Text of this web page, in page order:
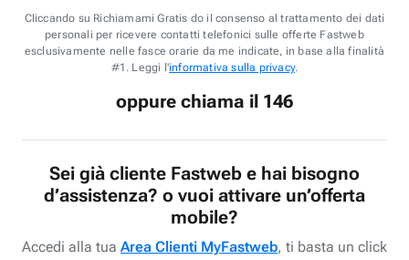
Cliccando su Richiamami Gratis do il consenso al trattamento dei dati
personali per ricevere contatti telefonici sulle offerte Fastweb
esclusivamente nelle fasce orarie da me indicate, in base alla finalità
#1. Leggi l'informativa sulla privacy.
oppure chiama il 146
Sei già cliente Fastweb e hai bisogno
d’assistenza? o vuoi attivare un’offerta
mobile?
Accedi alla tua Area Clienti MyFastweb, ti basta un click